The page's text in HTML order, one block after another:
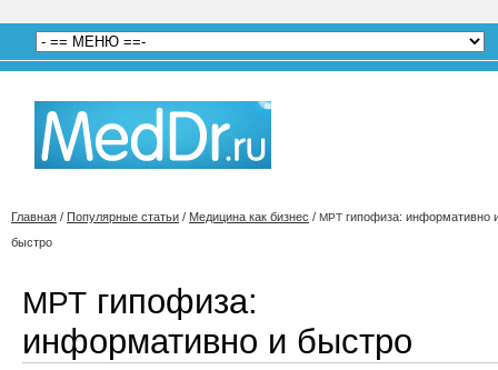
Главная / Популярные статьи / Медицина как бизнес / МРТ гипофиза: информативно
быстро
МРТ гипофиза:
информативно и быстро